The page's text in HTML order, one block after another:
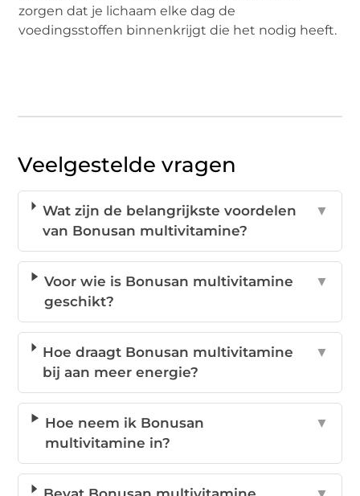
zorgen dat je lichaam elke dag de
voedingsstoffen binnenkrijgt die het nodig heeft.
Veelgestelde vragen
Wat zijn de belangrijkste voordelen
van Bonusan multivitamine?
▼
Voor wie is Bonusan multivitamine
geschikt?
▼
Hoe draagt Bonusan multivitamine
bij aan meer energie?
▼
Hoe neem ik Bonusan
multivitamine in?
▼